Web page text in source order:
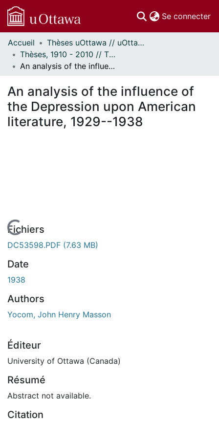
Se connecter
Communautés
et collections
Parcourir
À propos
Accueil
Thèses uOttawa // uOttawa Theses
Thèses, 1910 - 2010 // Theses, 1910 - 2010
An analysis of the influence of the Depression upon American literature, 1929--1938
An analysis of the influence of
the Depression upon American
literature, 1929--1938
En cours de chargement...
Fichiers
DC53598.PDF (7.63 MB)
Date
1938
Authors
Yocom, John Henry Masson
Éditeur
University of Ottawa (Canada)
Résumé
Abstract not available.
Citation